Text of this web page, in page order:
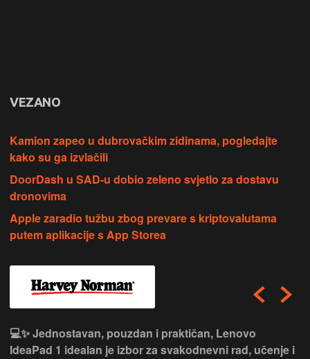
VEZANO
Kamion zapeo u dubrovačkim zidinama, pogledajte
kako su ga izvlačili
DoorDash u SAD-u dobio zeleno svjetlo za dostavu
dronovima
Apple zaradio tužbu zbog prevare s kriptovalutama
putem aplikacije s App Storea
💻✨ Jednostavan, pouzdan i praktičan, Lenovo
IdeaPad 1 idealan je izbor za svakodnevni rad, učenje i